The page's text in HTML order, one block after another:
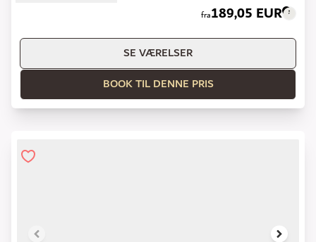
fra189,05 EUR
SE VÆRELSER
BOOK TIL DENNE PRIS